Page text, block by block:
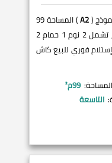
(
A2
) المساحة 99
بحري و شرقي تطل على باركنج تشمل 2 نوم 1 حمام 2
فوري للبيع كاش
المساحة: 99م²
التاسعة